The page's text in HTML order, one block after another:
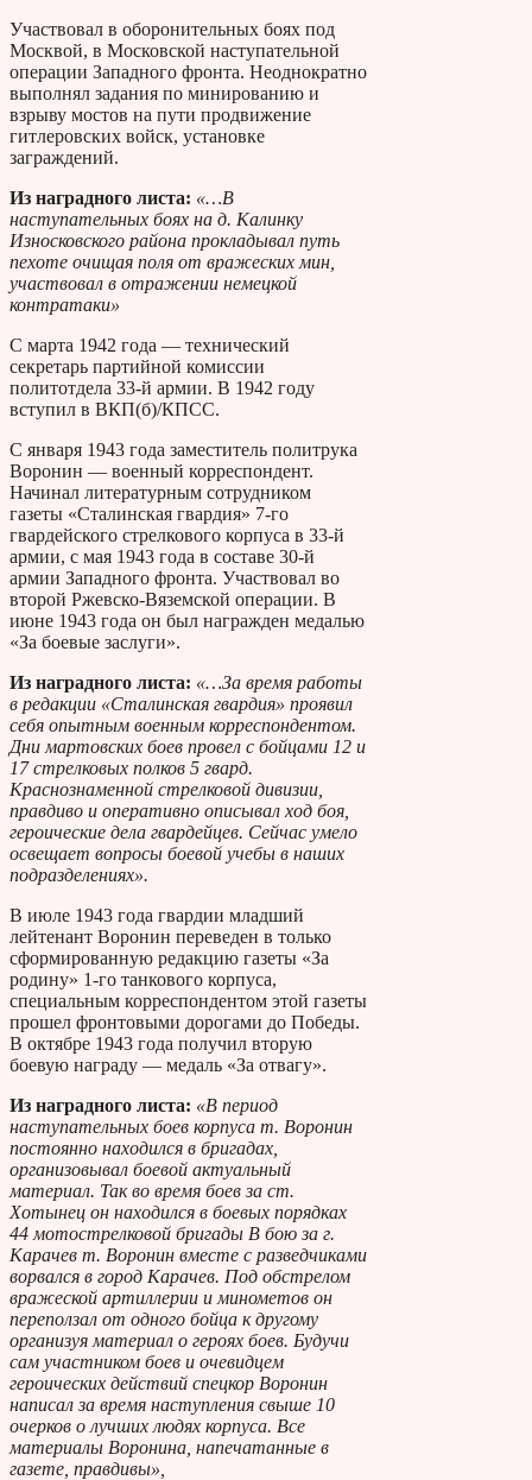
Участвовал в оборонительных боях под
Москвой, в Московской наступательной
операции Западного фронта. Неоднократно
выполнял задания по минированию и
взрыву мостов на пути продвижение
гитлеровских войск, установке
заграждений.
Из наградного листа: «…В
наступательных боях на д. Калинку
Износковского района прокладывал путь
пехоте очищая поля от вражеских мин,
участвовал в отражении немецкой
контратаки»
С марта 1942 года — технический
секретарь партийной комиссии
политотдела 33-й армии. В 1942 году
вступил в ВКП(б)/КПСС.
С января 1943 года заместитель политрука
Воронин — военный корреспондент.
Начинал литературным сотрудником
газеты «Сталинская гвардия» 7-го
гвардейского стрелкового корпуса в 33-й
армии, с мая 1943 года в составе 30-й
армии Западного фронта. Участвовал во
второй Ржевско-Вяземской операции. В
июне 1943 года он был награжден медалью
«За боевые заслуги».
Из наградного листа: «…За время работы
в редакции «Сталинская гвардия» проявил
себя опытным военным корреспондентом.
Дни мартовских боев провел с бойцами 12 и
17 стрелковых полков 5 гвард.
Краснознаменной стрелковой дивизии,
правдиво и оперативно описывал ход боя,
героические дела гвардейцев. Сейчас умело
освещает вопросы боевой учебы в наших
подразделениях».
В июле 1943 года гвардии младший
лейтенант Воронин переведен в только
сформированную редакцию газеты «За
родину» 1-го танкового корпуса,
специальным корреспондентом этой газеты
прошел фронтовыми дорогами до Победы.
В октябре 1943 года получил вторую
боевую награду — медаль «За отвагу».
Из наградного листа: «В период
наступательных боев корпуса т. Воронин
постоянно находился в бригадах,
организовывал боевой актуальный
материал. Так во время боев за ст.
Хотынец он находился в боевых порядках
44 мотострелковой бригады В бою за г.
Карачев т. Воронин вместе с разведчиками
ворвался в город Карачев. Под обстрелом
вражеской артиллерии и минометов он
переползал от одного бойца к другому
организуя материал о героях боев. Будучи
сам участником боев и очевидцем
героических действий спецкор Воронин
написал за время наступления свыше 10
очерков о лучших людях корпуса. Все
материалы Воронина, напечатанные в
газете, правдивы»,